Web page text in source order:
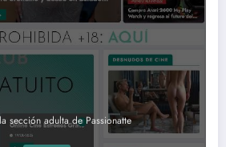
sección adulta de Passionatte